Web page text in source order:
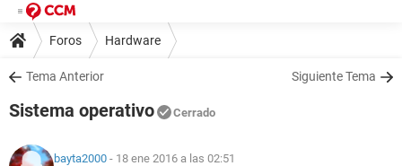
Foros Hardware
Tema Anterior Siguiente Tema
Sistema operativo Cerrado
bayta2000 - 18 ene 2016 a las 02:51